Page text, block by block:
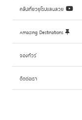
คลิปเที่ยวยุโรปแสนสวย
Amazing Destinations
จองทัวร์
ติดต่อเรา